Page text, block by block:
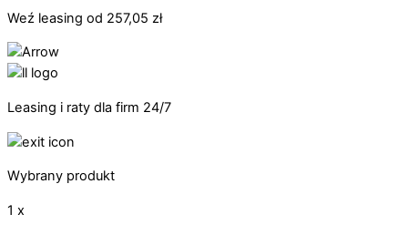
Weź leasing od 257,05 zł
Leasing i raty dla firm 24/7
Wybrany produkt
1 x